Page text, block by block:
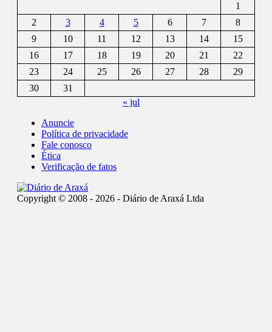
1
2
3 4 5 6 7
8
9
10 11 12 13 14
15
16
17 18 19 20 21
22
23
24 25 26 27 28
29
30
31
« jul
Anuncie
Política de privacidade
Fale conosco
Ética
Verificação de fatos
Copyright © 2008 - 2026 - Diário de Araxá Ltda